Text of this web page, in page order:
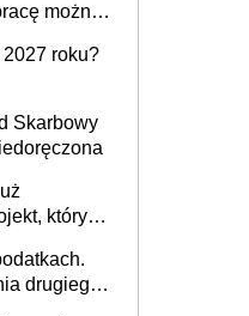
można
roku?
Skarbowy
który
drugiego